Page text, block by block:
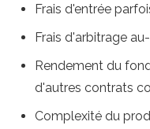
Frais d'entrée
Frais d'arbitrage
Rendement du
d'autres contrats
Complexité du